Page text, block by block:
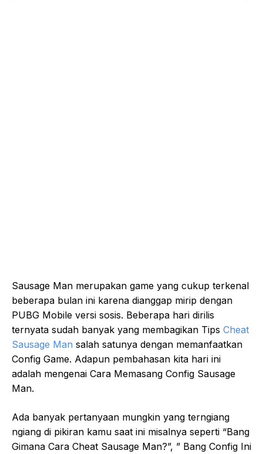
Sausage Man merupakan game yang cukup terkenal
beberapa bulan ini karena dianggap mirip dengan
PUBG Mobile versi sosis. Beberapa hari dirilis
ternyata sudah banyak yang membagikan Tips Cheat
Sausage Man salah satunya dengan memanfaatkan
Config Game. Adapun pembahasan kita hari ini
adalah mengenai Cara Memasang Config Sausage
Man.
Ada banyak pertanyaan mungkin yang terngiang
ngiang di pikiran kamu saat ini misalnya seperti “Bang
Gimana Cara Cheat Sausage Man?”, ” Bang Config Ini